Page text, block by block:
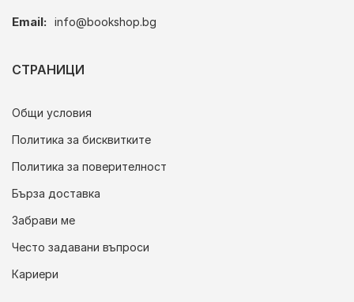
Email: info@bookshop.bg
СТРАНИЦИ
Общи условия
Политика за бисквитките
Политика за поверителност
Бърза доставка
Забрави ме
Често задавани въпроси
Кариери